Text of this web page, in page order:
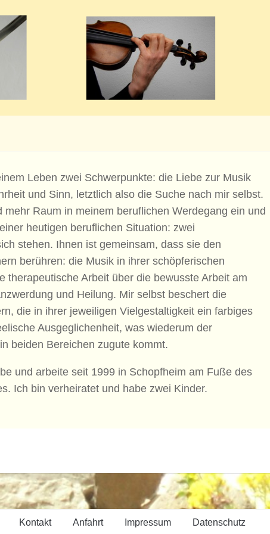
Leben zwei Schwerpunkte: die Liebe zur Musik
und Sinn, letztlich also die Suche nach mir selbst.
mehr Raum in meinem beruflichen Werdegang ein und
heutigen beruflichen Situation: zwei
stehen. Ihnen ist gemeinsam, dass sie den
berühren: die Musik in ihrer schöpferischen
therapeutische Arbeit über die bewusste Arbeit am
und Heilung. Mir selbst beschert die
die in ihrer jeweiligen Vielgestaltigkeit ein farbiges
Ausgeglichenheit, was wiederum der
beiden Bereichen zugute kommt.
und arbeite seit 1999 in Schopfheim am Fuße des
Ich bin verheiratet und habe zwei Kinder.
Kontakt Anfahrt Impressum Datenschutz